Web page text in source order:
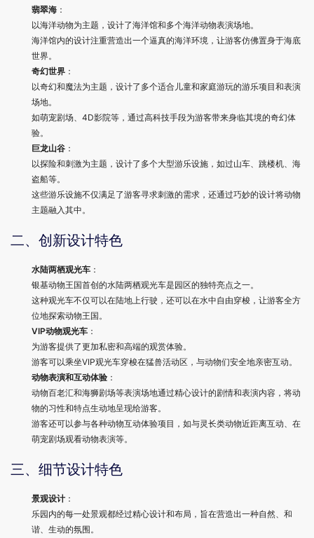
翡翠海 ：
以海洋动物为主题，设计了海洋馆和多个海洋动物表演场地。
海洋馆内的设计注重营造出一个逼真的海洋环境，让游客仿佛置身于海底
世界。
奇幻世界 ：
以奇幻和魔法为主题，设计了多个适合儿童和家庭游玩的游乐项目和表演
场地。
如萌宠剧场、4D影院等，通过高科技手段为游客带来身临其境的奇幻体
验。
巨龙山谷 ：
以探险和刺激为主题，设计了多个大型游乐设施，如过山车、跳楼机、海
盗船等。
这些游乐设施不仅满足了游客寻求刺激的需求，还通过巧妙的设计将动物
主题融入其中。
二、创新设计特色
水陆两栖观光车 ：
银基动物王国首创的水陆两栖观光车是园区的独特亮点之一。
这种观光车不仅可以在陆地上行驶，还可以在水中自由穿梭，让游客全方
位地探索动物王国。
VIP动物观光车 ：
为游客提供了更加私密和高端的观赏体验。
游客可以乘坐VIP观光车穿梭在猛兽活动区，与动物们安全地亲密互动。
动物表演和互动体验 ：
动物百老汇和海狮剧场等表演场地通过精心设计的剧情和表演内容，将动
物的习性和特点生动地呈现给游客。
游客还可以参与各种动物互动体验项目，如与灵长类动物近距离互动、在
萌宠剧场观看动物表演等。
三、细节设计特色
景观设计 ：
乐园内的每一处景观都经过精心设计和布局，旨在营造出一种自然、和
谐、生动的氛围。